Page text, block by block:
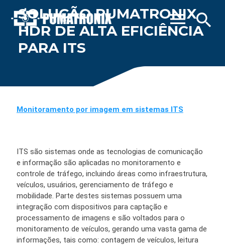
search
menu
SOLUÇÃO PUMATRONIX
HDR DE ALTA EFICIÊNCIA
PARA ITS
Monitoramento por imagem em sistemas ITS
ITS são sistemas onde as tecnologias de comunicação
e informação são aplicadas no monitoramento e
controle de tráfego, incluindo áreas como infraestrutura,
veículos, usuários, gerenciamento de tráfego e
mobilidade. Parte destes sistemas possuem uma
integração com dispositivos para captação e
processamento de imagens e são voltados para o
monitoramento de veículos, gerando uma vasta gama de
informações, tais como: contagem de veículos, leitura